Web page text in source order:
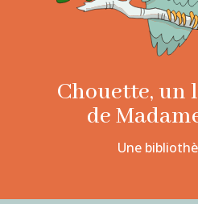
Chouette, un
de
Une